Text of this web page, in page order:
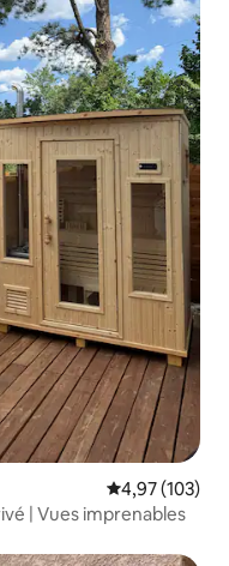
Évaluation
4,97 (103)
| Vues imprenables